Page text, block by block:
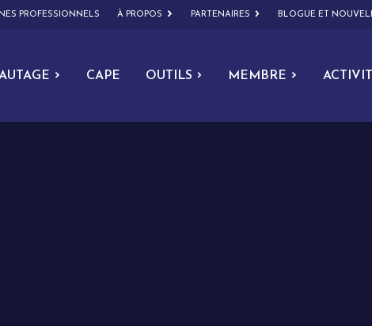
PROFESSIONNELS À PROPOS PARTENAIRES BLOGUE ET
CAPE OUTILS MEMBRE